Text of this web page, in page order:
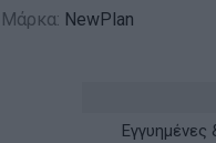
Μάρκα: NewPlan